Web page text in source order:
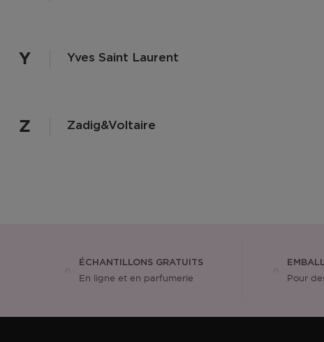
Y Yves Saint Laurent
Z Zadig&voltaire
ÉCHANTILLONS GRATUITS
En ligne et en parfumerie Pour